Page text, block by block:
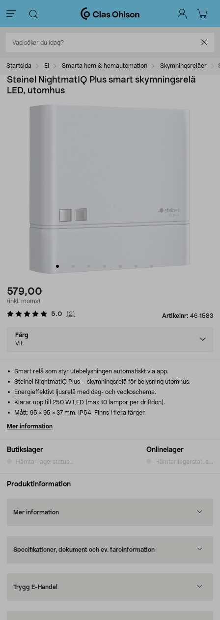
Startsida El Smarta hem & hemautomation Skymningsreläer
Steinel NightmatIQ Plus smart skymningsrelä
LED, utomhus
579,00
(inkl. moms)
Artikelnr: 46-1583
5.0 ( 2)
Select
variant
Färg
Vit
Butikslager
Hämtar lagerstatus...
Onlinelager
Hämtar lagerstatus...
Smart relä som styr utebelysningen automatiskt via app.
Steinel NightmatIQ Plus – skymningsrelä för belysning utomhus.
Energieffektivt ljusrelä med dag- och veckoschema.
Klarar upp till 250 W LED (max 10 lampor per driftdon).
Mått: 95 × 95 × 37 mm. IP54. Finns i flera färger.
Mer information
Produktinformation
Mer information
Specifikationer, dokument och ev. faroinformation
Trygg E-Handel